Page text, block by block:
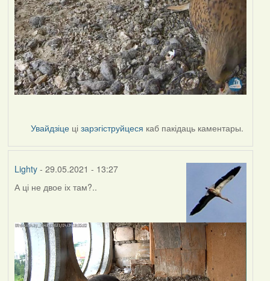
Увайдзіце цізарэгіструйцеся каб пакідаць каментары.
Lighty- 29.05.2021 - 13:27
А ці не двое іх там?..